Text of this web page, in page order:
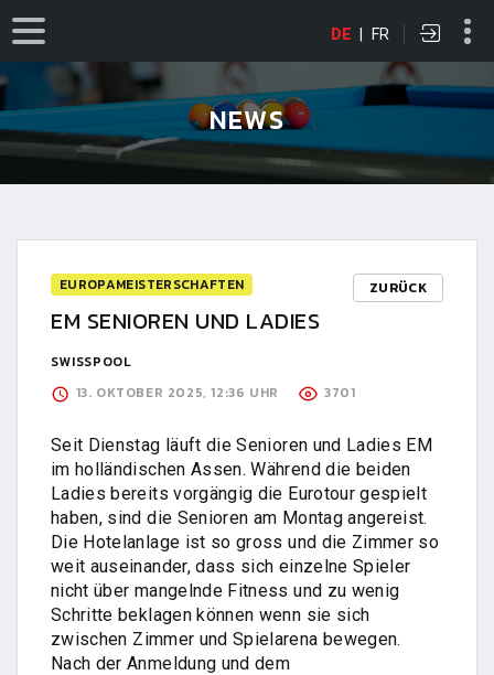
DE | FR
NEWS
EUROPAMEISTERSCHAFTEN ZURÜCK
EM SENIOREN UND LADIES
SWISSPOOL
13. OKTOBER 2025, 12:36 UHR
3701
Seit Dienstag läuft die Senioren und Ladies EM
im holländischen Assen. Während die beiden
Ladies bereits vorgängig die Eurotour gespielt
haben, sind die Senioren am Montag angereist.
Die Hotelanlage ist so gross und die Zimmer so
weit auseinander, dass sich einzelne Spieler
nicht über mangelnde Fitness und zu wenig
Schritte beklagen können wenn sie sich
zwischen Zimmer und Spielarena bewegen.
Nach der Anmeldung und dem